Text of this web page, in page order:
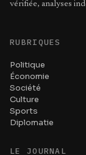
vérifiée, analyses
RUBRIQUES
Politique
Économie
Société
Culture
Sports
Diplomatie
LE JOURNAL